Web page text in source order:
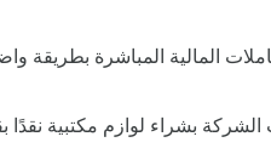
المالية المباشرة بطريقة
بشراء لوازم مكتبية نقدًا بقيمة